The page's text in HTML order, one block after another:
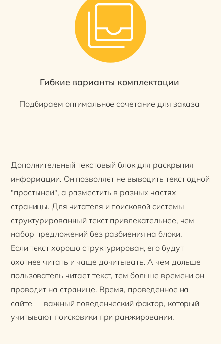
Гибкие варианты комплектации
Подбираем оптимальное сочетание для заказа
Дополнительный текстовый блок для раскрытия
информации. Он позволяет не выводить текст одной
"простыней", а разместить в разных частях
страницы. Для читателя и поисковой системы
структурированный текст привлекательнее, чем
набор предложений без разбиения на блоки.
Если текст хорошо структурирован, его будут
охотнее читать и чаще дочитывать. А чем дольше
пользователь читает текст, тем больше времени он
проводит на странице. Время, проведенное на
сайте — важный поведенческий фактор, который
учитывают поисковики при ранжировании.